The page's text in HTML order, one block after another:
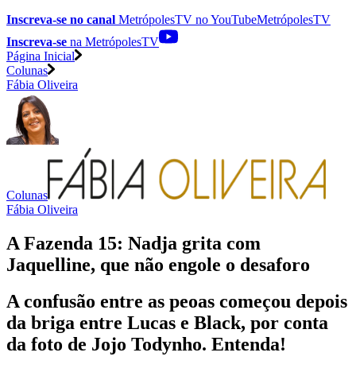
Inscreva-se no canal MetrópolesTV noYouTubeMetrópolesTV
Inscreva-se na MetrópolesTV
Página Inicial
Colunas
Fábia Oliveira
Colunas
Fábia Oliveira
A Fazenda 15: Nadja grita com
Jaquelline, que não engole o desaforo
A confusão entre as peoas começou depois
da briga entre Lucas e Black, por conta
da foto de Jojo Todynho. Entenda!